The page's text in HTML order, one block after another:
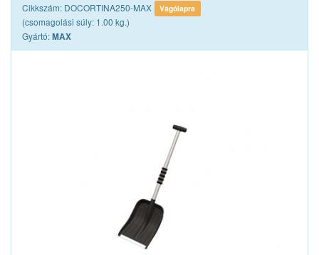
Cikkszám: DOCORTINA250-MAX Vágólapra
(csomagolási súly: 1.00 kg.)
Gyártó:MAX